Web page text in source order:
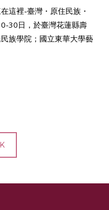
這裡-臺灣・原住民族・
30日，於臺灣花蓮縣壽
族學院；國立東華大學藝